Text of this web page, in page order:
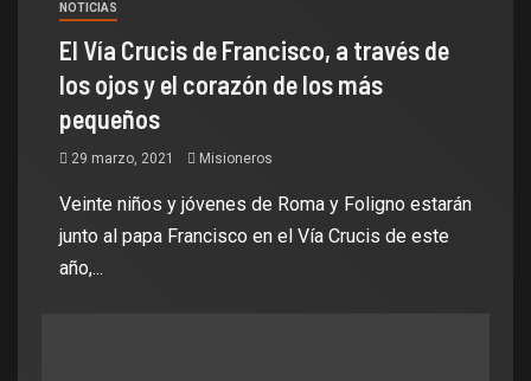
NOTICIAS
El Vía Crucis de Francisco, a través de
los ojos y el corazón de los más
pequeños
29 marzo, 2021 Misioneros
Veinte niños y jóvenes de Roma y Foligno estarán
junto al papa Francisco en el Vía Crucis de este
año,...